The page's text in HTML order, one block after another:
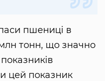
пшениці в
млн тонн, що значно
цей показник